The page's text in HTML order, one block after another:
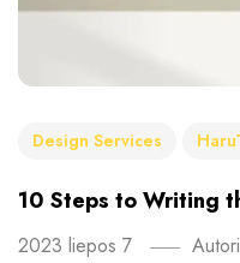
Design Services
10 Steps to Writing
2023 liepos 7